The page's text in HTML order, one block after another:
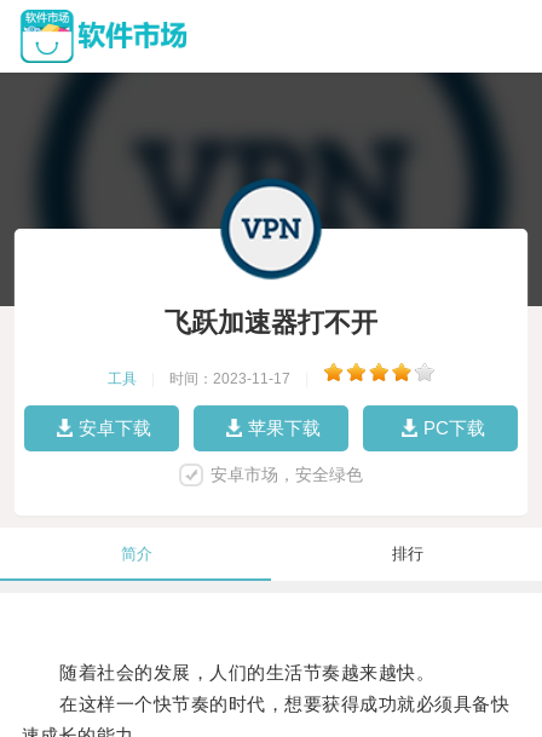
飞跃加速器打不开
工具 时间：2023-11-17
安卓下载 苹果下载 PC下载
安卓市场，安全绿色
简介 排行
随着社会的发展，人们的生活节奏越来越快。
在这样一个快节奏的时代，想要获得成功就必须具备快